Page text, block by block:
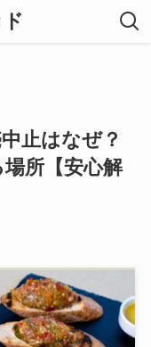
止はなぜ？
所【安心解